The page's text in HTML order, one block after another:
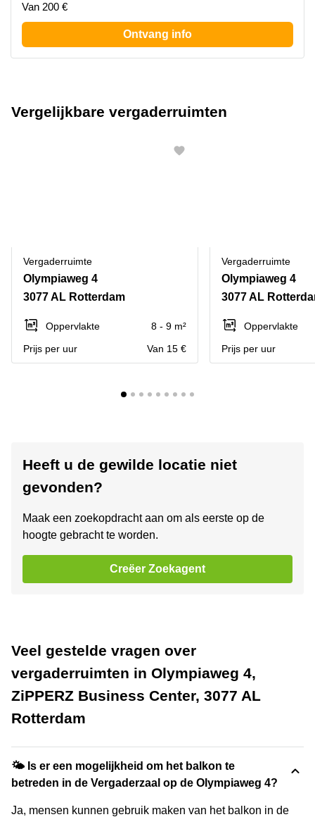
Van 200 €
Ontvang info
Vergelijkbare vergaderruimten
Vergaderruimte
Olympiaweg 4
3077 AL Rotterdam
Oppervlakte
8 - 9 m²
Prijs per uur
Van 15 €
Vergaderruimte
Olympiaweg 4
3077 AL
Oppervlakte
Prijs per uur
Heeft u de gewilde locatie niet
gevonden?
Maak een zoekopdracht aan om als eerste op de
hoogte gebracht te worden.
Creëer Zoekagent
Veel gestelde vragen over
vergaderruimten in Olympiaweg 4,
ZiPPERZ Business Center, 3077 AL
Rotterdam
🌤 Is er een mogelijkheid om het balkon te
betreden in de Vergaderzaal op de Olympiaweg 4?
Ja, mensen kunnen gebruik maken van het balkon in de